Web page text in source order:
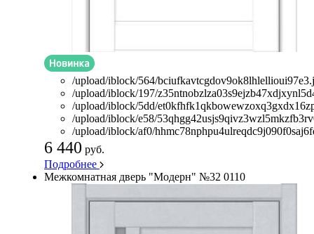
/upload/iblock/564/
/upload/iblock/197/
/upload/iblock/5dd/
/upload/iblock/e58/
/upload/iblock/af0/
6 440 руб.
Подробнее
Межкомнатная дверь "Модерн" №32 0110